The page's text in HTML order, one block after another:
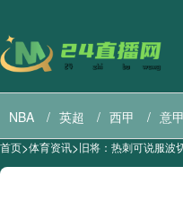
NBA 英超 西甲 意甲
巴西甲 直播导航 美职
首页>体育资讯>旧将：热刺可说服波